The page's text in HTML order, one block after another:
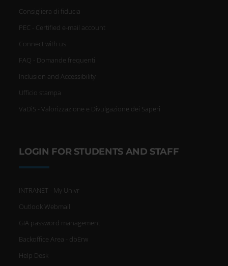
Consigliera di fiducia
PEC - Certified e-mail account
Connect with us
FAQ - Domande frequenti
Inclusion and Accessibility
Ufficio stampa
VaDiS - Valorizzazione e Divulgazione dei Saperi
LOGIN FOR STUDENTS AND STAFF
INTRANET - My Univr
Outlook Webmail
GIA password management
Backoffice Area - dbErw
Help Desk